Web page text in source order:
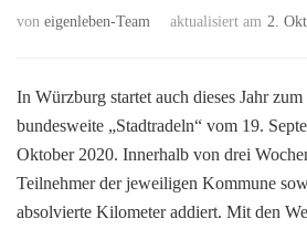
von eigenleben-Team aktualisiert am 2.
In Würzburg startet auch dieses Jahr
bundesweite „Stadtradeln“ vom 19.
Oktober 2020. Innerhalb von drei
Teilnehmer der jeweiligen Kommune
absolvierte Kilometer addiert. Mit den